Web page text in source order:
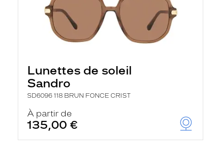
Lunettes de soleil
Sandro
SD6096 118 BRUN FONCE CRIST
À partir de
135,00 €